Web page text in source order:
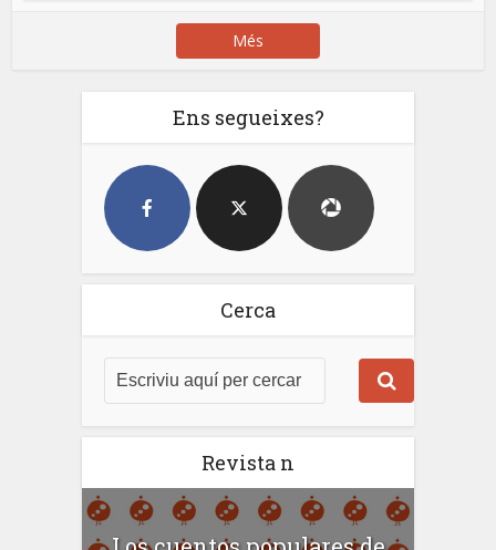
Més
Ens segueixes?
Cerca
Revista n